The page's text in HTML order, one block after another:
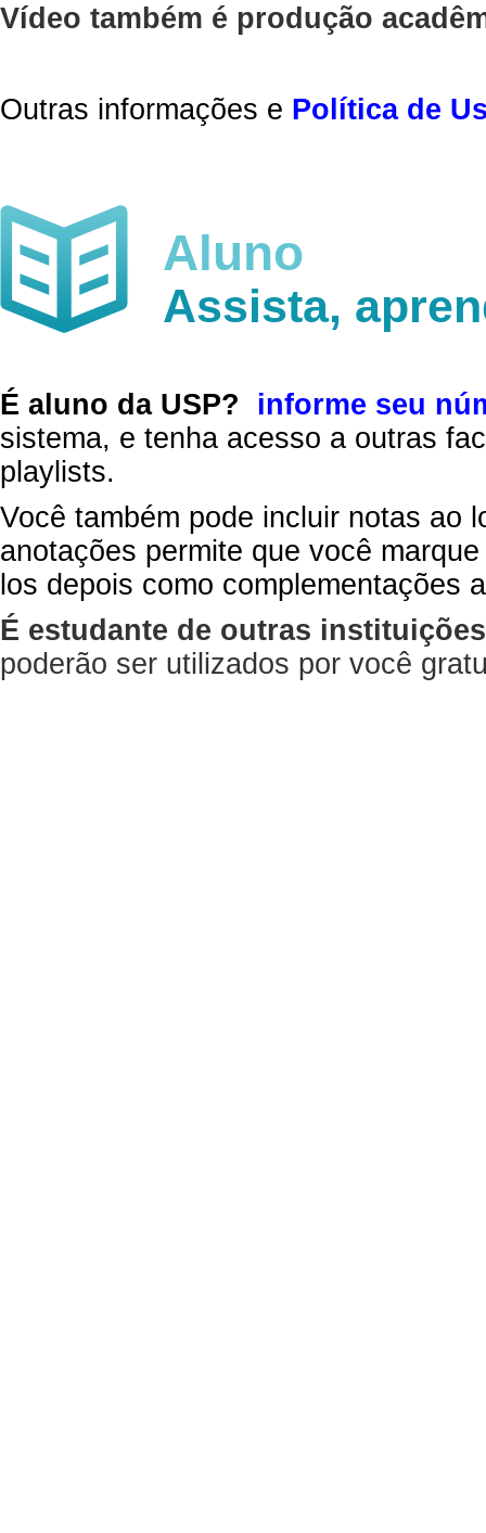
Vídeo também é produção
Outras informações e Política de
Aluno
Assista,
É aluno da USP?
informe seu
sistema, e tenha acesso a outras
playlists.
Você também pode incluir notas ao
anotações permite que você
los depois como complementações
É estudante de outras
poderão ser utilizados por você